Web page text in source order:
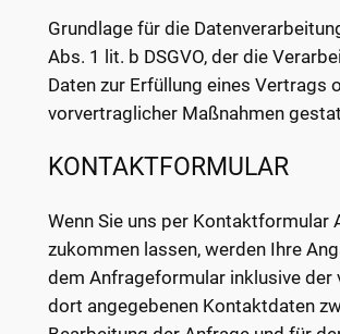
Grundlage für die
Abs. 1 lit. b DSGVO, der die
Daten zur Erfüllung eines Vertrags
vorvertraglicher Maßnahmen
KONTAKTFORMULAR
Wenn Sie uns per Kontaktformular
zukommen lassen, werden Ihre
dem Anfrageformular inklusive der
dort angegebenen Kontaktdaten